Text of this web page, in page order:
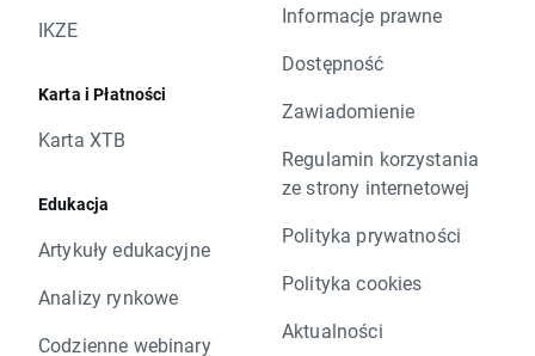
IKZE
Karta i Płatności
Karta XTB
Edukacja
Artykuły edukacyjne
Analizy rynkowe
Codzienne webinary
Informacje prawne
Dostępność
Zawiadomienie
Regulamin korzystania
ze strony internetowej
Polityka prywatności
Polityka cookies
Aktualności